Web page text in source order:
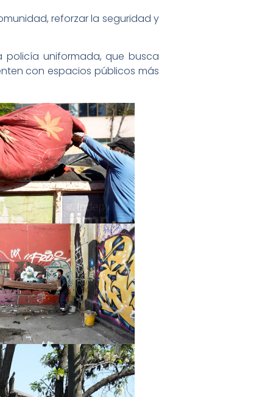
reforzar la seguridad y
uniformada, que busca
con espacios públicos más